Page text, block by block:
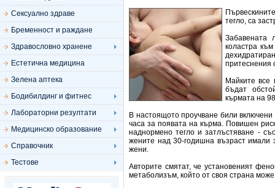
Сексуално здраве
Бременност и раждане
Здравословно хранене
Естетична медицина
Зелена аптека
Бодибилдинг и фитнес
Лабораторни резултати
Медицинско образование
Справочник
Тестове
тегло, са
Забавената
коластра
притеснения
Майките все
бъдат
кърмата на
В настоящото проучване били
часа за появата на кърма. Повишен
наднормено тегло и затлъстяване -
жените над 30-годишна възраст имали
жени.
Авторите смятат, че установеният
метаболизъм, който от своя страна